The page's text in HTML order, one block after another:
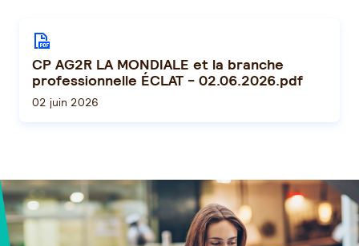
CP AG2R LA MONDIALE et la branche
professionnelle ÉCLAT - 02.06.2026.pdf
02 juin 2026